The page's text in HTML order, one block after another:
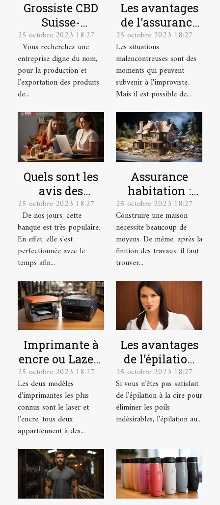
Grossiste CBD
Suisse-
Producteur &
Exportateur
25 octobre 2023 18:27
Vous recherchez une
entreprise digne du nom,
pour la production et
l’exportation des produits
de...
Les avantages
de l'assurance
santé pour les
salariés
25 octobre 2023 18:27
Les situations
malencontreuses sont des
moments qui peuvent
subvenir à l'improviste.
Mais il est possible de...
Quels sont les
avis des
utilisateurs sur
la banque en
ligne
Boursorama ?
25 octobre 2023 18:27
De nos jours, cette
banque est très populaire.
En effet, elle s'est
perfectionnée avec le
temps afin...
Assurance
habitation :
quelles sont les
garanties ?
25 octobre 2023 18:27
Construire une maison
nécessite beaucoup de
moyens. De même, après la
finition des travaux, il faut
trouver...
Imprimante à
encre ou Lazer :
laquelle
choisir ?
25 octobre 2023 18:27
Les deux modèles
d’imprimantes les plus
connus sont le laser et
l’encre, tous deux
appartiennent à des...
Les avantages
de l’épilation
au laser et
comment se
préparer pour ?
25 octobre 2023 18:27
Si vous n’êtes pas satisfait
de l’épilation à la cire pour
éliminer les poils
indésirables, l’épilation au...